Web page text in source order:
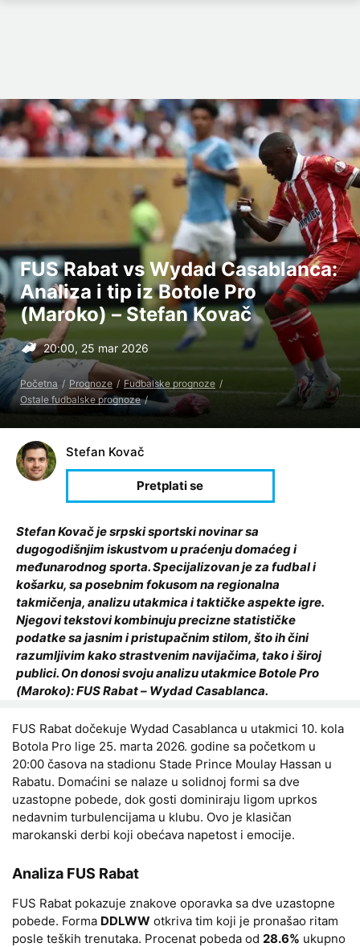
FUS Rabat vs Wydad Casablanca:
Analiza i tip iz Botole Pro
(Maroko) – Stefan Kovač
20:00, 25 mar 2026
Početna Prognoze
Fudbalske prognoze
Ostale fudbalske prognoze
Stefan Kovač
Stefan Kovač je srpski sportski novinar sa
dugogodišnjim iskustvom u praćenju domaćeg i
međunarodnog sporta. Specijalizovan je za fudbal i
košarku, sa posebnim fokusom na regionalna
takmičenja, analizu utakmica i taktičke aspekte igre.
Njegovi tekstovi kombinuju precizne statističke
podatke sa jasnim i pristupačnim stilom, što ih čini
razumljivim kako strastvenim navijačima, tako i široj
publici. On donosi svoju analizu utakmice Botole Pro
(Maroko): FUS Rabat – Wydad Casablanca.
FUS Rabat dočekuje Wydad Casablanca u utakmici 10. kola
Botola Pro lige 25. marta 2026. godine sa početkom u
20:00 časova na stadionu Stade Prince Moulay Hassan u
Rabatu. Domaćini se nalaze u solidnoj formi sa dve
uzastopne pobede, dok gosti dominiraju ligom uprkos
nedavnim turbulencijama u klubu. Ovo je klasičan
marokanski derbi koji obećava napetost i emocije.
Analiza FUS Rabat
FUS Rabat pokazuje znakove oporavka sa dve uzastopne
pobede. Forma DDLWW otkriva tim koji je pronašao ritam
posle teških trenutaka. Procenat pobeda od 28.6% ukupno